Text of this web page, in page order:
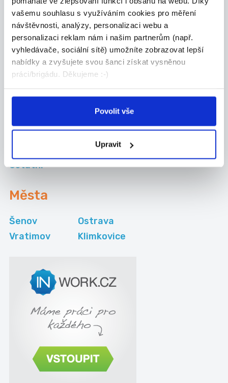
vašemu souhlasu s využíváním cookies pro měření
návštěvnosti, analýzy, personalizaci webu a
personalizaci reklam nám i našim partnerům (např.
vyhledávače, sociální sítě) umožníte zobrazovat lepší
nabídky a zvyšujete svou šanci získat vysněnou
práci/brigádu. Děkujeme :-)
Povolit vše
Upravit
Práce pro
absolventy Ostrava
Práce na HPP
Ostrava
Kategorie brigád
Manuální
Ostatní
Města
Šenov
Ostrava
Vratimov
Klimkovice